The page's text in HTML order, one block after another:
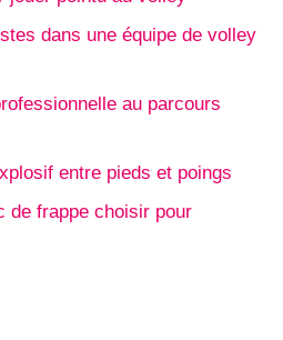
dans une équipe de volley
au parcours
entre pieds et poings
de frappe choisir pour